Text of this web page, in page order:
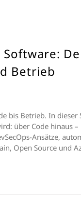
Betrieb
bis Betrieb. In
über Code hinaus
Ansätze,
Open Source und